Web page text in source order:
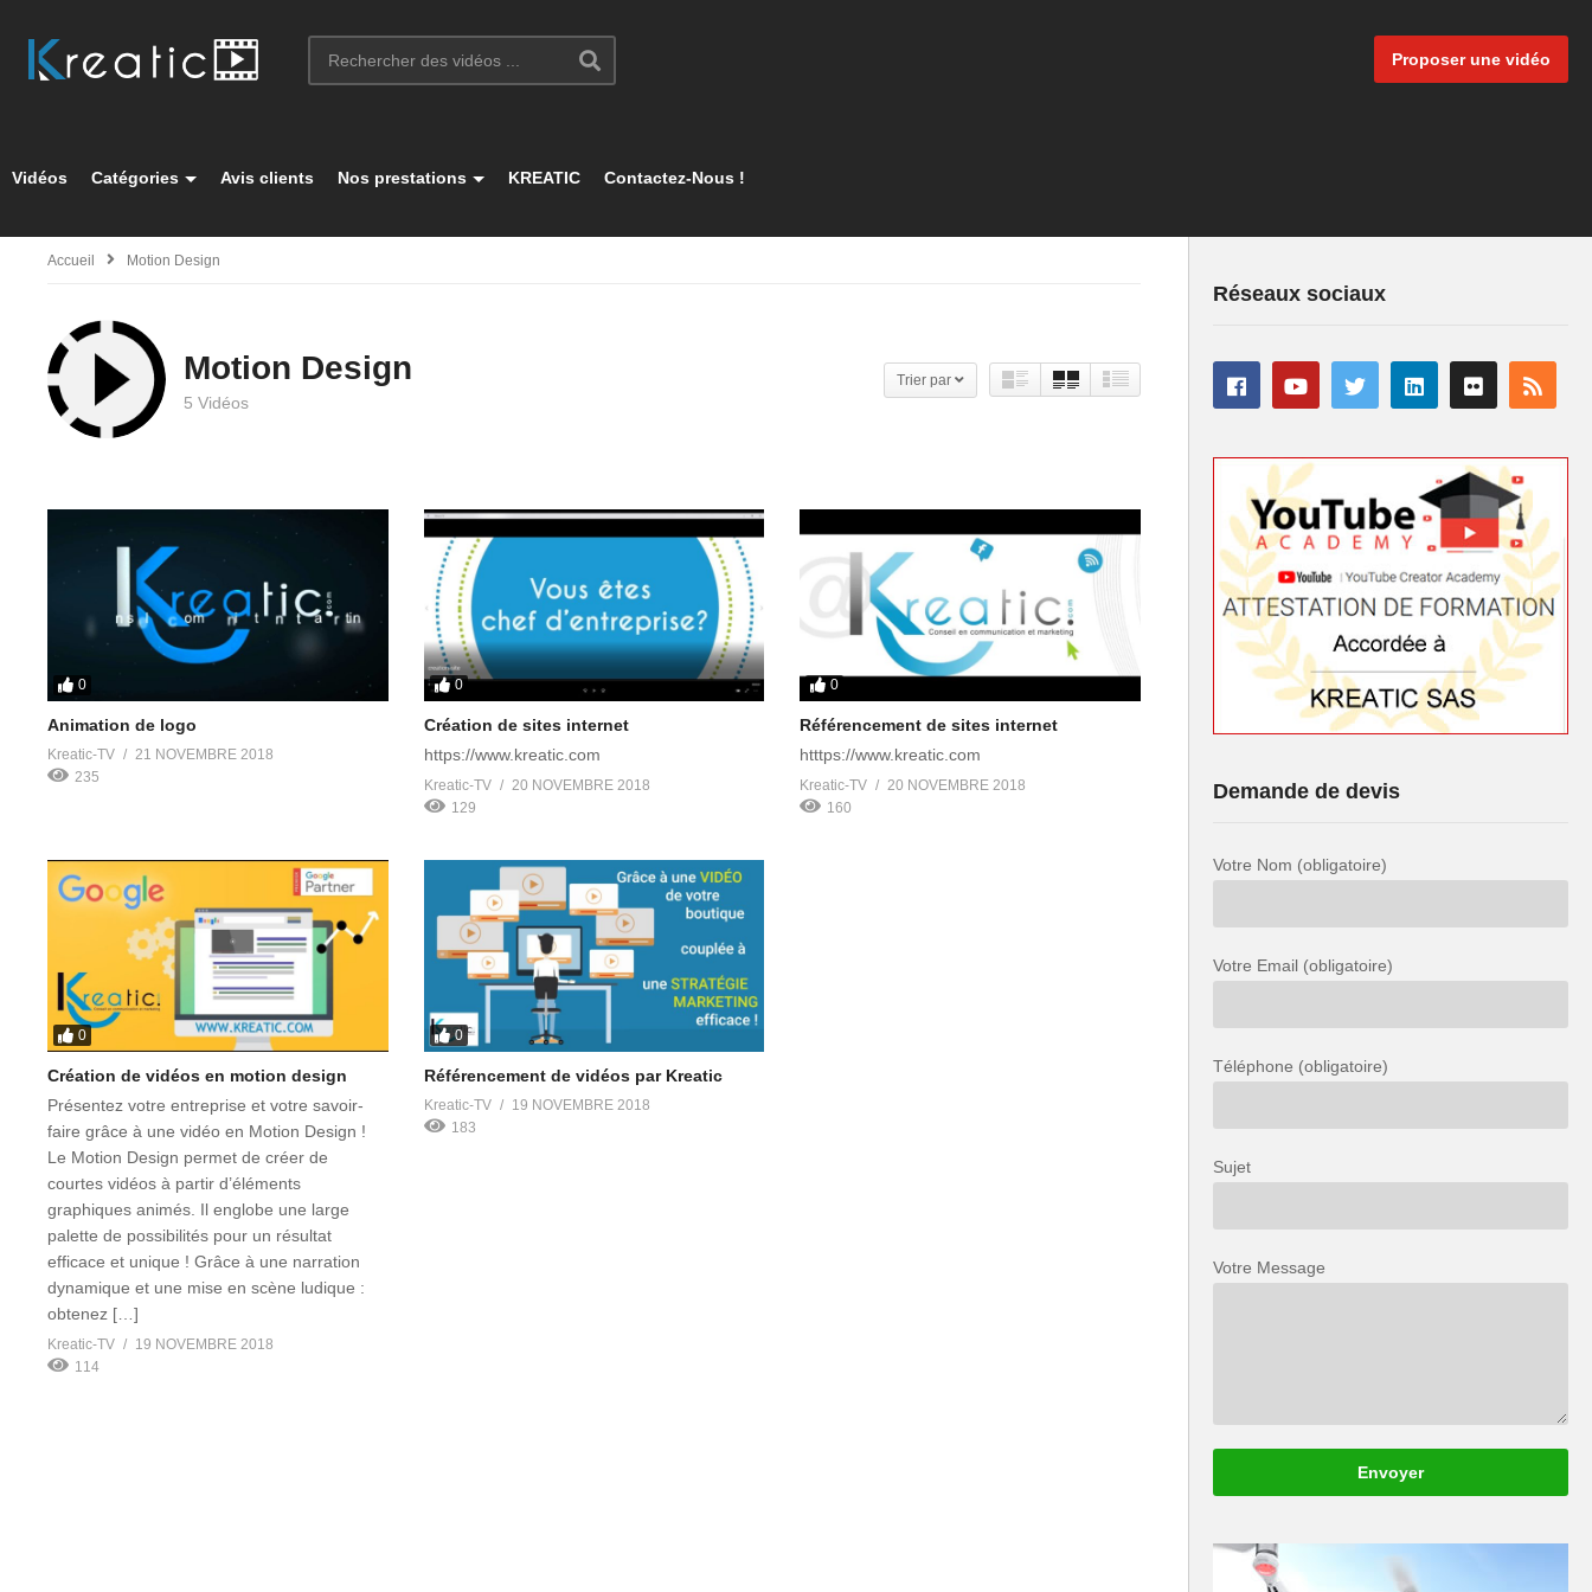
Proposer une vidéo
Vidéos Catégories Avis clients Nos prestations KREATIC Contactez-Nous !
Accueil Motion Design
Motion Design
5 Vidéos
Trier par
0
Animation de logo
Kreatic-TV
21 NOVEMBRE 2018
235
0
Création de sites internet
https://www.kreatic.com
Kreatic-TV
20 NOVEMBRE 2018
129
0
Référencement de sites internet
htttps://www.kreatic.com
Kreatic-TV
20 NOVEMBRE 2018
160
0
Création de vidéos en motion design
Présentez votre entreprise et votre savoir-
faire grâce à une vidéo en Motion Design !
Le Motion Design permet de créer de
courtes vidéos à partir d’éléments
graphiques animés. Il englobe une large
palette de possibilités pour un résultat
efficace et unique ! Grâce à une narration
dynamique et une mise en scène ludique :
obtenez […]
Kreatic-TV
19 NOVEMBRE 2018
114
0
Référencement de vidéos par Kreatic
Kreatic-TV
19 NOVEMBRE 2018
183
Réseaux sociaux
Demande de devis
Votre Nom (obligatoire)
Votre Email (obligatoire)
Téléphone (obligatoire)
Sujet
Votre Message